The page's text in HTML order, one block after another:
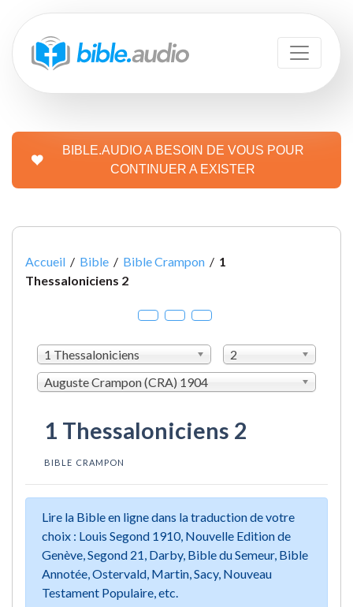
BIBLE.AUDIO A BESOIN DE VOUS POUR
CONTINUER A EXISTER
Accueil / Bible / Bible Crampon / 1
Thessaloniciens 2
1 Thessaloniciens
2
Auguste Crampon (CRA) 1904
1 Thessaloniciens 2
BIBLE CRAMPON
Lire la Bible en ligne dans la traduction de votre
choix : Louis Segond 1910, Nouvelle Edition de
Genève, Segond 21, Darby, Bible du Semeur, Bible
Annotée, Ostervald, Martin, Sacy, Nouveau
Testament Populaire, etc.